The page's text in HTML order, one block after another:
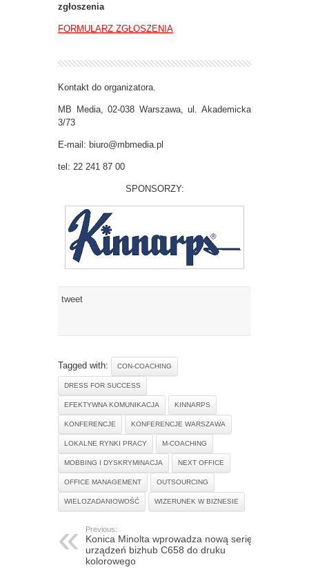
zgłoszenia
FORMULARZ ZGŁOSZENIA
Kontakt do organizatora.
MB Media, 02-038 Warszawa, ul. Akademicka
3/73
E-mail: biuro@mbmedia.pl
tel: 22 241 87 00
SPONSORZY:
tweet
Tagged with: CON-COACHING
DRESS FOR SUCCESS
EFEKTYWNA KOMUNIKACJA KINNARPS
KONFERENCJE KONFERENCJE WARSZAWA
LOKALNE RYNKI PRACY M-COACHING
MOBBING I DYSKRYMINACJA NEXT OFFICE
OFFICE MANAGEMENT OUTSOURCING
WIELOZADANIOWOŚĆ WIZERUNEK W BIZNESIE
Previous:
Konica Minolta wprowadza nową serię
urządzeń bizhub C658 do druku
kolorowego